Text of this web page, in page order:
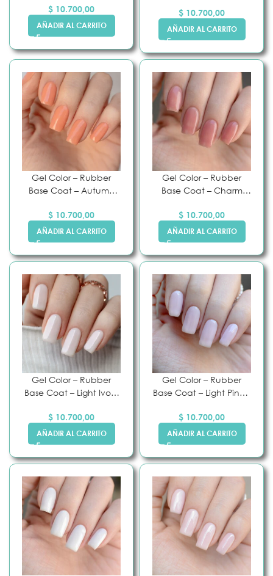
$ 10.700,00
AÑADIR AL CARRITO
$ 10.700,00
AÑADIR AL CARRITO
Gel Color – Rubber
Base Coat – Autumn
$ 10.700,00
AÑADIR AL CARRITO
Gel Color – Rubber
Base Coat – Charm
$ 10.700,00
AÑADIR AL CARRITO
Gel Color – Rubber
Base Coat – Light Ivory
$ 10.700,00
AÑADIR AL CARRITO
Gel Color – Rubber
Base Coat – Light Pink –
$ 10.700,00
AÑADIR AL CARRITO